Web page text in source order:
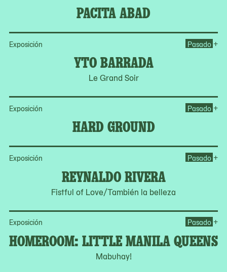
PACITA ABAD
Exposición
YTO BARRADA
Le Grand Soir
Pasado +
Exposición
HARD GROUND
Pasado +
Exposición
REYNALDO RIVERA
Fistful of Love/También la belleza
Pasado +
Exposición
HOMEROOM: LITTLE MANILA QUEENS
Mabuhay!
Pasado +